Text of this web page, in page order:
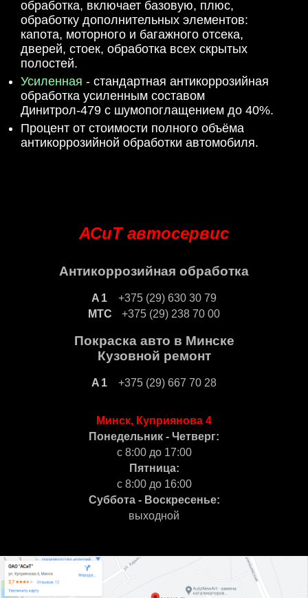
обработка, включает базовую, плюс,
обработку дополнительных элементов:
капота, моторного и багажного отсека,
дверей, стоек, обработка всех скрытых
полостей.
Усиленная - стандартная антикоррозийная
обработка усиленным составом
Динитрол-479 с шумопоглащением до 40%.
Процент от стоимости полного объёма
антикоррозийной обработки автомобиля.
АСиТ автосервис
Антикоррозийная обработка
+375 (29) 630 30 79
+375 (29) 238 70 00
Покраска авто в Минске
Кузовной ремонт
+375 (29) 667 70 28
Минск, Куприянова 4
Понедельник - Четверг:
с 8:00 до 17:00
Пятница:
с 8:00 до 16:00
Суббота - Воскресенье:
выходной